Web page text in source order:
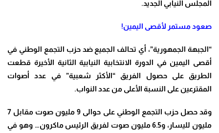
المجلس النيابي الجديد.
صعود مستمر لأقصى اليمين!
“الجبهة الجمهورية”، أي تحالف الجميع ضد حزب التجمع الوطني في
أقصى اليمين في الدورة الانتخابية النيابية الثانية الأخيرة قطعت
الطريق على حصول الفريق “الأكثر شعبية” في عدد أصوات
المقترعين على النسبة الأعلى من عدد النواب.
وقد حصل حزب التجمع الوطني على حوالى 9 مليون صوت مقابل 7
مليون لليسار، و6.5 مليون صوت لفريق الرئيس ماكرون… وهو في